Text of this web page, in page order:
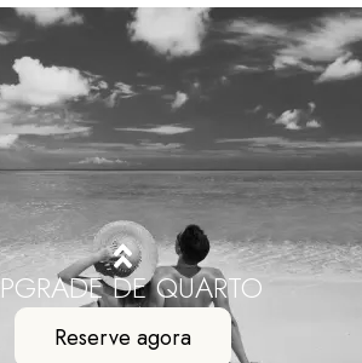
DE QUARTO
Reserve agora